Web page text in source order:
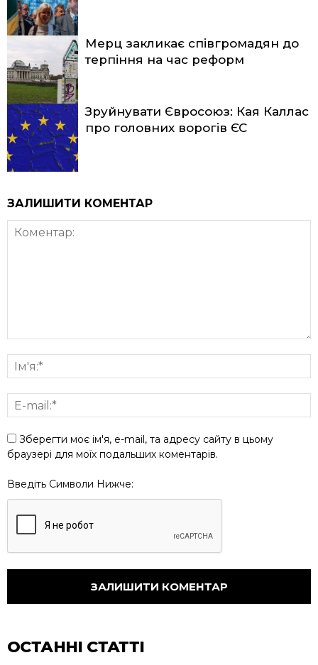
Мерц закликає співгромадян до
терпіння на час реформ
Зруйнувати Євросоюз: Кая Каллас
про головних ворогів ЄС
ЗАЛИШИТИ КОМЕНТАР
Зберегти моє ім'я, e-mail, та адресу сайту в цьому
браузері для моїх подальших коментарів.
Введіть Символи Нижче:
ОСТАННІ СТАТТІ